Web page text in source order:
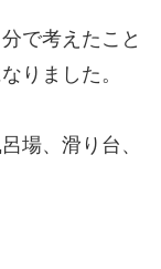
で考えたこと
りました。
場、滑り台、